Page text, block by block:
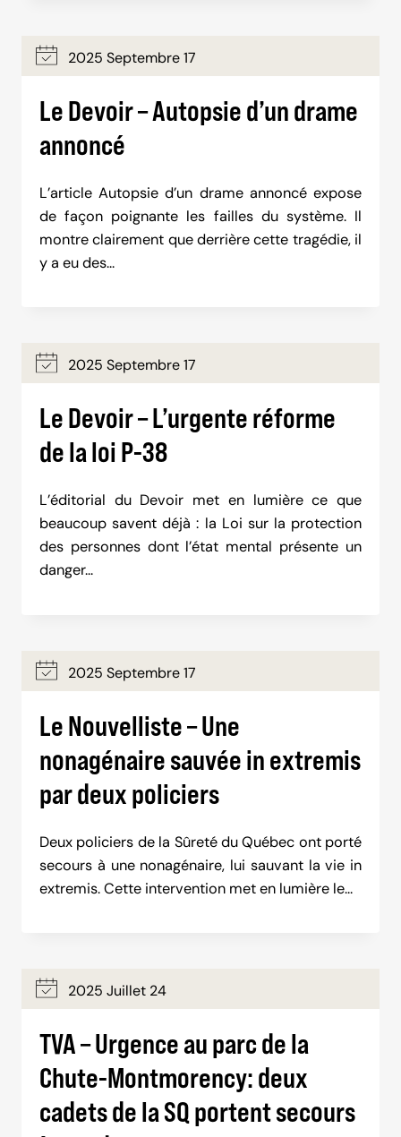
2025 Septembre 17
Le Devoir – Autopsie d’un drame
annoncé
L’article Autopsie d’un drame annoncé expose
de façon poignante les failles du système. Il
montre clairement que derrière cette tragédie, il
y a eu des…
2025 Septembre 17
Le Devoir – L’urgente réforme
de la loi P-38
L’éditorial du Devoir met en lumière ce que
beaucoup savent déjà : la Loi sur la protection
des personnes dont l’état mental présente un
danger…
2025 Septembre 17
Le Nouvelliste – Une
nonagénaire sauvée in extremis
par deux policiers
Deux policiers de la Sûreté du Québec ont porté
secours à une nonagénaire, lui sauvant la vie in
extremis. Cette intervention met en lumière le…
2025 Juillet 24
TVA – Urgence au parc de la
Chute-Montmorency: deux
cadets de la SQ portent secours